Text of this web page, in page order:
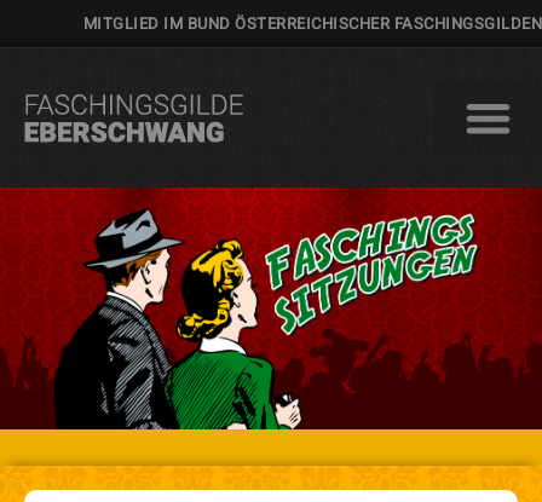
MITGLIED IM BUND ÖSTERREICHISCHER FASCHINGSGILDEN